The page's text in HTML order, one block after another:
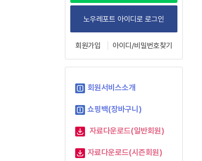
회원가입 아이디/비밀번호찾기
회원서비스소개
쇼핑백(장바구니)
자료다운로드(일반회원)
자료다운로드(시즌회원)